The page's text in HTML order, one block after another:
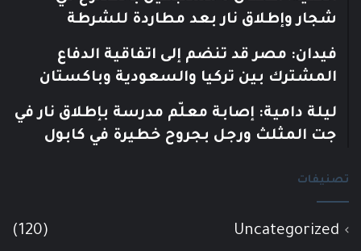
شجار وإطلاق نار بعد مطاردة للشرطة
فيدان: مصر قد تنضم إلى اتفاقية الدفاع
المشترك بين تركيا والسعودية وباكستان
ليلة دامية: إصابة معلّم مدرسة بإطلاق نار في
جت المثلث ورجل بجروح خطيرة في كابول
تصنيفات
Uncategorized
(120)